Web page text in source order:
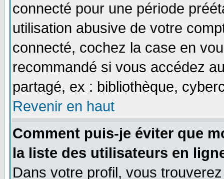
connecté pour une période
utilisation abusive de votre
connecté, cochez la case en
recommandé si vous accédez
partagé, ex : bibliothèque,
Revenir en haut
Comment puis-je éviter que
la liste des utilisateurs en
Dans votre profil, vous